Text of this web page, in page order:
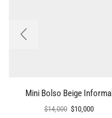
Mini Bolso Beige Informal
$14,000 $10,000